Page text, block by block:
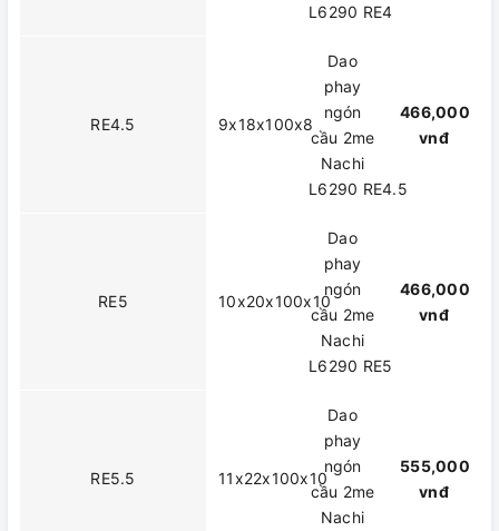
L6290 RE4
RE4.5 9x18x100x8
Dao
phay
ngón
cầu 2me
Nachi
L6290 RE4.5
466,000
vnđ
RE5 10x20x100x10
Dao
phay
ngón
cầu 2me
Nachi
L6290 RE5
466,000
vnđ
RE5.5 11x22x100x10
Dao
phay
ngón
cầu 2me
Nachi
555,000
vnđ